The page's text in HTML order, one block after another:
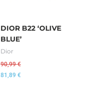
DIOR B22 ‘OLIVE
BLUE’
Dior
90,99€
81,89 €